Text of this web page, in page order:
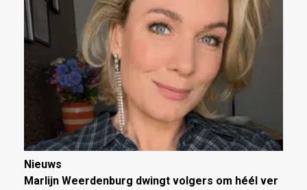
Nieuws
Marlijn Weerdenburg dwingt volgers om héél ver